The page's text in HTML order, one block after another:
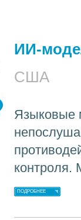
ИИ-
США
Языковые
контроля.
ПОДРОБНЕЕ